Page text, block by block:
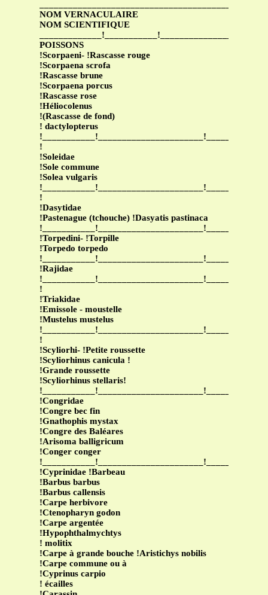
NOM VERNACULAIRE
NOM SCIENTIFIQUE
POISSONS
!Scorpaeni- !Rascasse rouge
!Scorpaena scrofa
!Rascasse brune
!Scorpaena porcus
!Rascasse rose
!Héliocolenus
!(Rascasse de fond)
! dactylopterus
!
!Soleidae
!Sole commune
!Solea vulgaris
!
!Dasytidae
!Pastenague (tchouche) !Dasyatis pastinaca
!Torpedini- !Torpille
!Torpedo torpedo
!Rajidae
!
!Triakidae
!Emissole - moustelle
!Mustelus mustelus
!
!Scyliorhi- !Petite roussette
!Scyliorhinus canicula !
!Grande roussette
!Scyliorhinus stellaris!
!Congridae
!Congre bec fin
!Gnathophis mystax
!Congre des Baléares
!Arisoma balligricum
!Conger conger
!Cyprinidae !Barbeau
!Barbus barbus
!Barbus callensis
!Carpe herbivore
!Ctenopharyn godon
!Carpe argentée
!Hypophthalmychtys
! molitix
!Carpe à grande bouche !Aristichys nobilis
!Carpe commune ou à
!Cyprinus carpio
! écailles